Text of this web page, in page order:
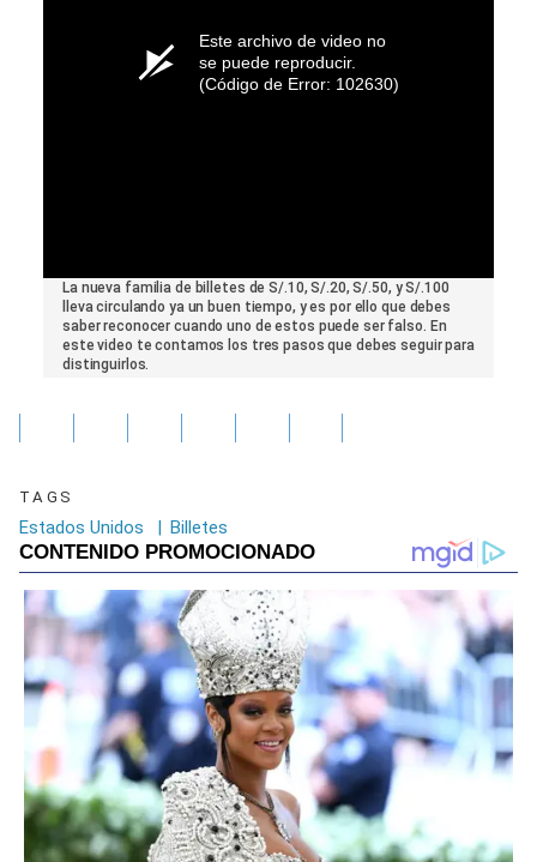
Este archivo de video no
se puede reproducir.
(Código de Error: 102630)
La nueva familia de billetes de S/.10, S/.20, S/.50, y S/.100
lleva circulando ya un buen tiempo, y es por ello que debes
saber reconocer cuando uno de estos puede ser falso. En
este video te contamos los tres pasos que debes seguir para
distinguirlos.
TAGS
Estados Unidos | Billetes